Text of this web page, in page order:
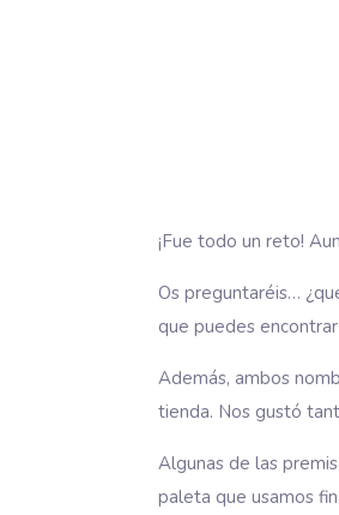
¡Fue todo un reto!
Os preguntaréis…
que puedes
Además, ambos
tienda. Nos gustó
Algunas de las
paleta que usamos